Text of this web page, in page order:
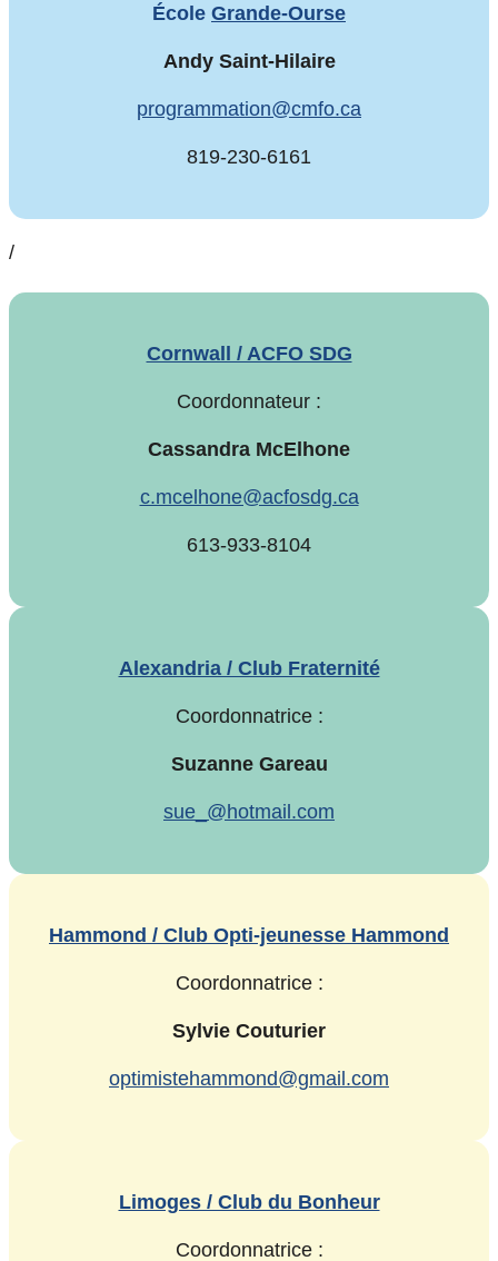
École Grande-Ourse
Andy Saint-Hilaire
programmation@cmfo.ca
819-230-6161
/
Cornwall / ACFO SDG
Coordonnateur :
Cassandra McElhone
c.mcelhone@acfosdg.ca
613-933-8104
Alexandria / Club Fraternité
Coordonnatrice :
Suzanne Gareau
sue_@hotmail.com
Hammond / Club Opti-jeunesse Hammond
Coordonnatrice :
Sylvie Couturier
optimistehammond@gmail.com
Limoges / Club du Bonheur
Coordonnatrice :